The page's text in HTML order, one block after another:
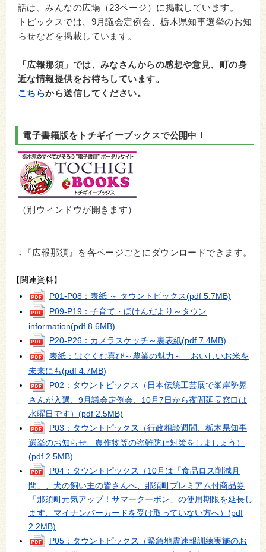
話は、みんなの広場（23ページ）に掲載しています。
トピックスでは、9月議会定例会、栃木県知事選挙のお知
らせなどを掲載しています。
「広報那須」では、みなさんからの感想や意見、町の身
近な情報提供をお待ちしています。
こちらから送信してください。
電子書籍版をトチギイーブックスで公開中！
（別ウィンドウが開きます）
↓『広報那須』を各ページごとにダウンロードできます。
【関連資料】
P01-P08：表紙 ～ タウントピックス(pdf 5.7MB)
P09‐P19：子育て・ほけんだより～タウン
information(pdf 8.6MB)
P20‐P26：カメラスケッチ～裏表紙(pdf 7.4MB)
表紙：はぐくむ喜び～農業の魅力～ おいしいお米を
未来にも(pdf 4.7MB)
P02：タウントピックス（日本伝統工芸展で峯岸勢晃
さんが入選、9月議会定例会、10月7日から夜間延長窓口は
水曜日です） (pdf 2.5MB)
P03：タウントピックス（行政相談週間、栃木県知事
選挙のお知らせ、農作物等の盗難防止対策をしましょう）
(pdf 2.5MB)
P04：タウントピックス（10月は「食品ロス削減月
間」、犬の飼い主の皆さんへ、那須町プレミアム付商品券
「那須町元気アップ！サマークーポン」の使用期限を延長し
ます、マイナンバーカードを受け取っていない方へ） (pdf
2.2MB)
P05：タウントピックス（緊急地震速報訓練実施のお